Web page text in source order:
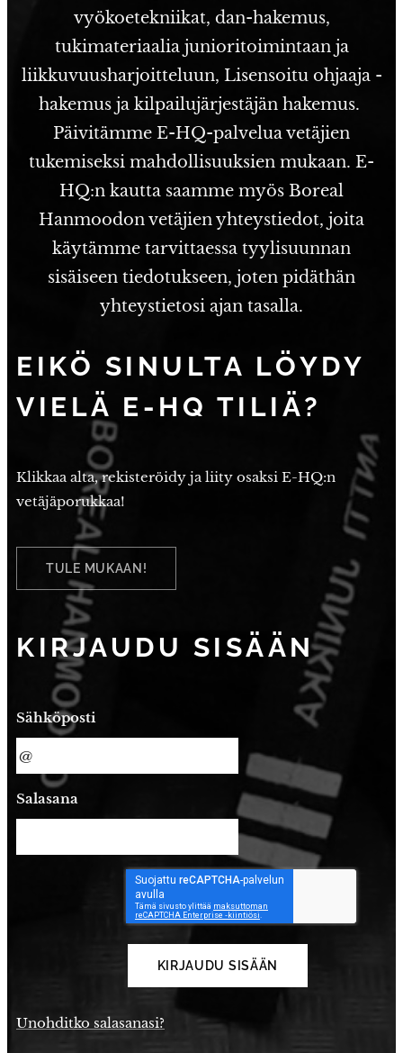
vyökoetekniikat, dan-hakemus,
tukimateriaalia junioritoimintaan ja
liikkuvuusharjoitteluun, Lisensoitu ohjaaja -
hakemus ja kilpailujärjestäjän hakemus.
Päivitämme E-HQ-palvelua vetäjien
tukemiseksi mahdollisuuksien mukaan. E-
HQ:n kautta saamme myös Boreal
Hanmoodon vetäjien yhteystiedot, joita
käytämme tarvittaessa tyylisuunnan
sisäiseen tiedotukseen, joten pidäthän
yhteystietosi ajan tasalla.
EIKÖ SINULTA LÖYDY
VIELÄ E-HQ TILIÄ?
Klikkaa alta, rekisteröidy ja liity osaksi E-HQ:n
vetäjäporukkaa!
TULE MUKAAN!
KIRJAUDU SISÄÄN
Sähköposti
Salasana
KIRJAUDU SISÄÄN
Unohditko salasanasi?